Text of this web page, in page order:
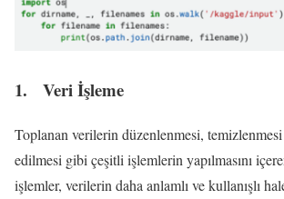
1. Veri İşleme
Toplanan verilerin düzenlenmesi,
edilmesi gibi çeşitli işlemlerin yapılmasını
işlemler, verilerin daha anlamlı ve kullanışlı